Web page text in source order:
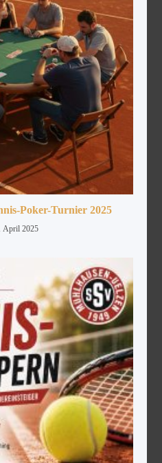
Poker-Turnier 2025
April 2025